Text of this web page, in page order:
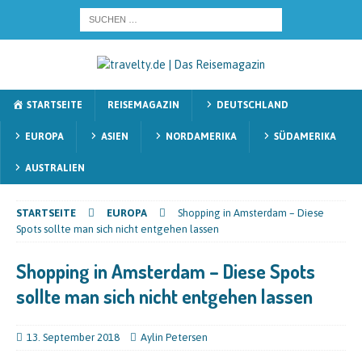
STARTSEITE REISEMAGAZIN DEUTSCHLAND
EUROPA ASIEN NORDAMERIKA SÜDAMERIKA
AUSTRALIEN
STARTSEITE EUROPA
Shopping in Amsterdam – Diese
Spots sollte man sich nicht entgehen lassen
Shopping in Amsterdam – Diese Spots
sollte man sich nicht entgehen lassen
13. September 2018 Aylin Petersen